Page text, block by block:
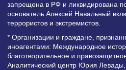
запрещена в РФ и ликвидирована
основатель Алексей Навальный
террористов и экстремистов.
* Организации и граждане,
иноагентами: Международное
благотворительное и
Аналитический центр Юрия